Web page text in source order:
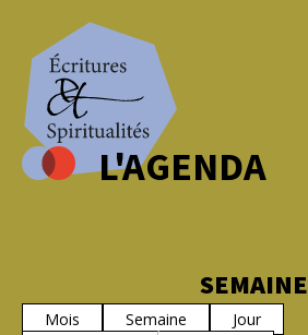
L'AGENDA
Mois Semaine
Jour